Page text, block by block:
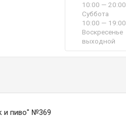
10:00 — 20:00
Суббота
10:00 — 19:00
Воскресенье
выходной
и пиво" №369